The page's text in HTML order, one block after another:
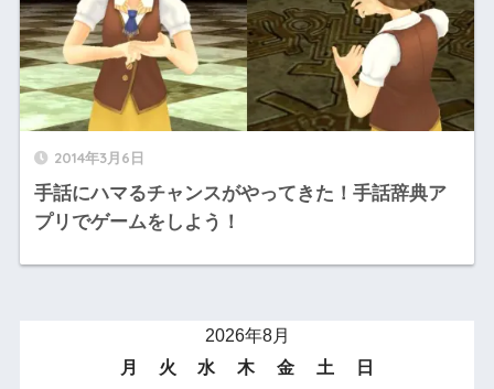
2014年3月6日
手話にハマるチャンスがやってきた！手話辞典ア
プリでゲームをしよう！
2026年8月
月
火 水 木 金 土
日